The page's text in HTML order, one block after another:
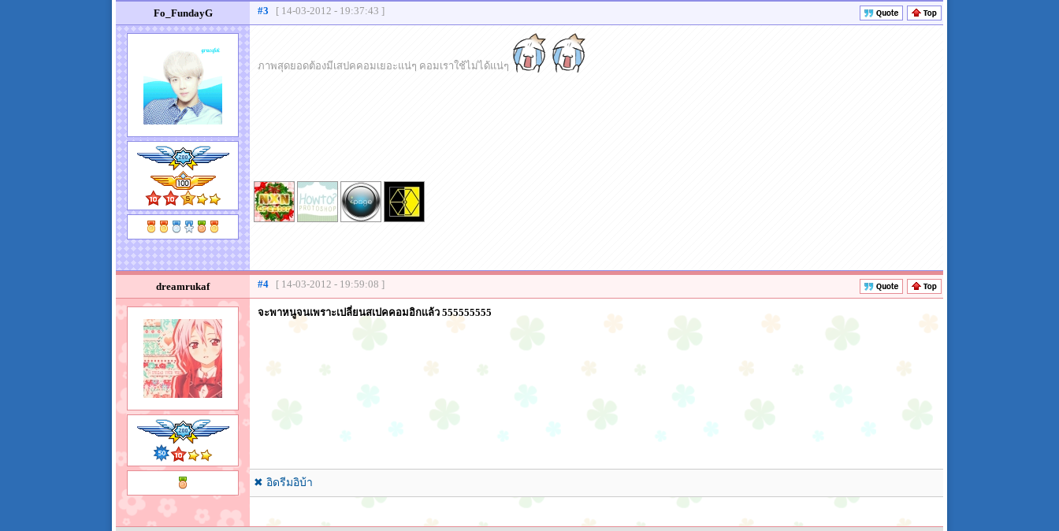
Fo_FundayG #3 [ 14-03-2012 - 19:37:43 ]
ภาพสุดยอดต้องมีเสปคคอมเยอะแน่ๆ คอมเราใช้ไม่ได้แน่ๆ
dreamrukaf #4 [ 14-03-2012 - 19:59:08 ]
จะพาหนูจนเพราะเปลี่ยนสเปคคอมอิกเเล้ว 555555555
✖ อิดรีมอิบ้า